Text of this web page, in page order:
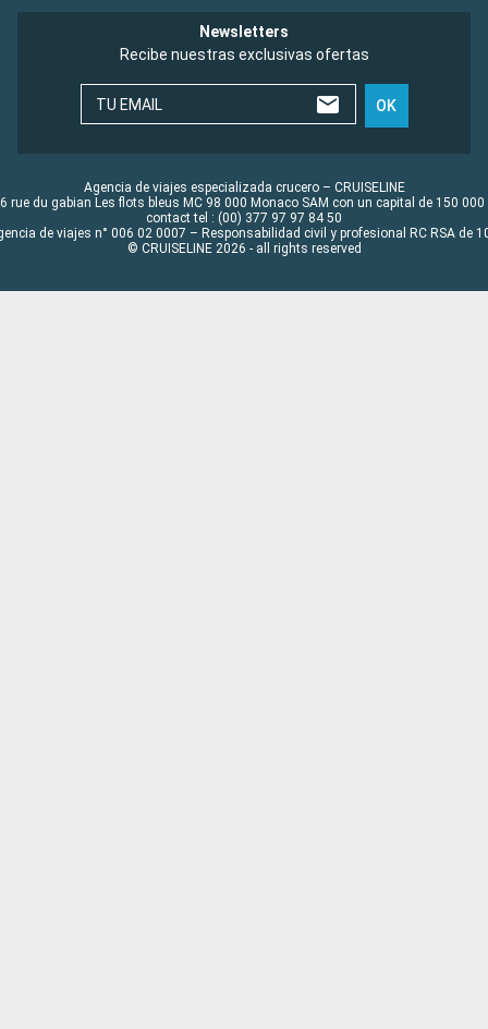
Newsletters
Recibe nuestras exclusivas ofertas
TU EMAIL OK
Agencia de viajes especializada crucero – CRUISELINE
rue du gabian Les flots bleus MC 98 000 Monaco SAM con un capital de 150 000
contact tel : (00) 377 97 97 84 50
de viajes n° 006 02 0007 – Responsabilidad civil y profesional RC RSA de
© CRUISELINE 2026 - all rights reserved